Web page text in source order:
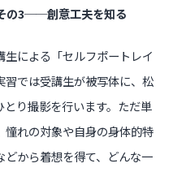
の3──創意工夫を知る
による「セルフポートレイ
習では受講生が被写体に、松
り撮影を行います。ただ単
憧れの対象や自身の身体的特
から着想を得て、どんな一